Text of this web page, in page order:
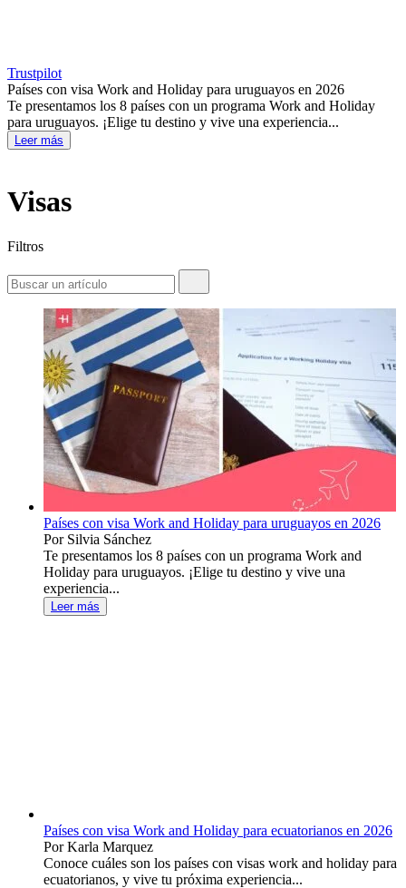
Trustpilot
Países con visa Work and Holiday para uruguayos en 2026
Te presentamos los 8 países con un programa Work and Holiday
para uruguayos. ¡Elige tu destino y vive una experiencia...
Leer más
Visas
Filtros
Países con visa Work and Holiday para uruguayos en 2026
Por Silvia Sánchez
Te presentamos los 8 países con un programa Work and
Holiday para uruguayos. ¡Elige tu destino y vive una
experiencia...
Leer más
Países con visa Work and Holiday para ecuatorianos en 2026
Por Karla Marquez
Conoce cuáles son los países con visas work and holiday para
ecuatorianos, y vive tu próxima experiencia...